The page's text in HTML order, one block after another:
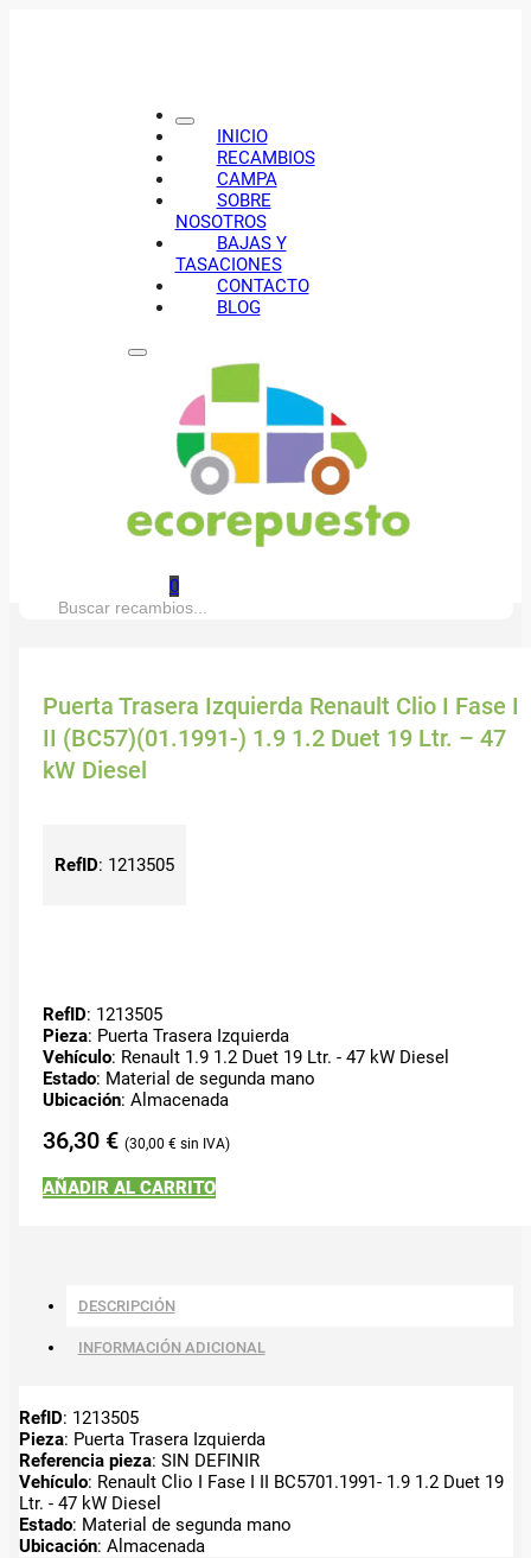
INICIO
RECAMBIOS
CAMPA
SOBRE
NOSOTROS
BAJAS Y
TASACIONES
CONTACTO
BLOG
0
Buscar:
Puerta Trasera Izquierda Renault Clio I Fase I
II (BC57)(01.1991-) 1.9 1.2 Duet 19 Ltr. – 47
kW Diesel
RefID: 1213505
RefID: 1213505
Pieza: Puerta Trasera Izquierda
Vehículo: Renault 1.9 1.2 Duet 19 Ltr. - 47 kW Diesel
Estado: Material de segunda mano
Ubicación: Almacenada
36,30 € 30,00 €
AÑADIR AL CARRITO
DESCRIPCIÓN
INFORMACIÓN ADICIONAL
RefID: 1213505
Pieza: Puerta Trasera Izquierda
Referencia pieza: SIN DEFINIR
Vehículo: Renault Clio I Fase I II BC5701.1991- 1.9 1.2 Duet 19
Ltr. - 47 kW Diesel
Estado: Material de segunda mano
Ubicación: Almacenada